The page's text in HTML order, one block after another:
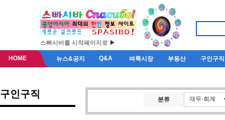
스빠시바를 시작페이지로 ▶
HOME 뉴스&공지 Q&A 벼룩시장 부동산 구인구직
구인구직 분류 재무·회계